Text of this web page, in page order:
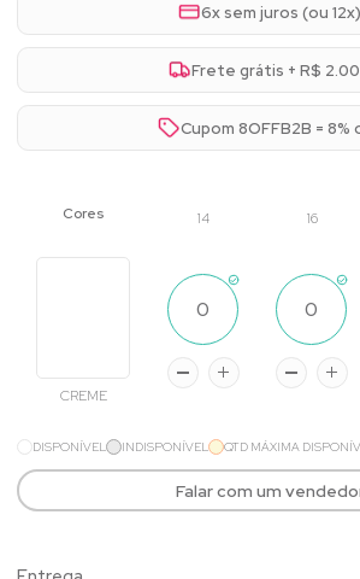
6x sem juros (ou 12x)
Frete grátis + R$
Cupom 8OFFB2B =
14 16
CREME
DISPONÍVEL INDISPONÍVEL QTD MÁXIMA
Falar com um